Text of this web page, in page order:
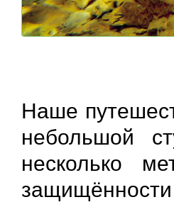
Наше
небольшой
несколько